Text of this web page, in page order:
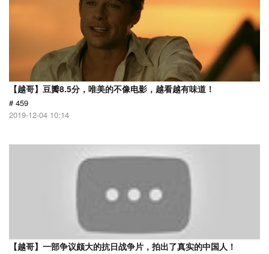
【越哥】豆瓣8.5分，唯美的不像电影，越看越有味道！
# 459
2019-12-04 10:14
【越哥】一部争议颇大的抗日战争片，拍出了真实的中国人！